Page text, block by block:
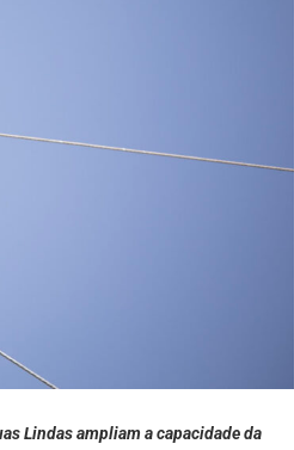
Lindas ampliam a capacidade da